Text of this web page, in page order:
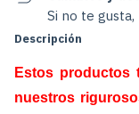
Si no te
Descripción
Estos productos
nuestros